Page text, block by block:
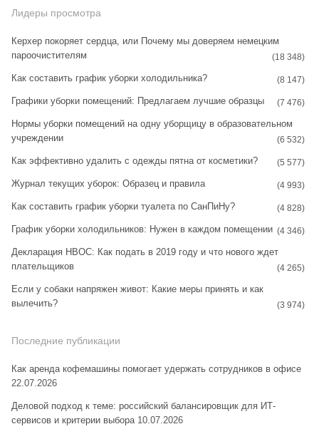
s
a
g
r
a
n
e
r
e
s
Лидеры просмотра
Керхер покоряет сердца, или Почему мы доверяем немецким
пароочистителям
(18 348)
Как составить график уборки холодильника? (8 147)
Графики уборки помещений: Предлагаем лучшие образцы (7 476)
Нормы уборки помещений на одну уборщицу в образовательном
учреждении
(6 532)
Как эффективно удалить с одежды пятна от косметики? (5 577)
Журнал текущих уборок: Образец и правила (4 993)
Как составить график уборки туалета по СанПиНу? (4 828)
График уборки холодильников: Нужен в каждом помещении (4 346)
Декларация НВОС: Как подать в 2019 году и что нового ждет
плательщиков
(4 265)
Если у собаки напряжен живот: Какие меры принять и как
вылечить?
(3 974)
Последние публикации
Как аренда кофемашины помогает удержать сотрудников в офисе
22.07.2026
Деловой подход к теме: российский балансировщик для ИТ-
сервисов и критерии выбора 10.07.2026